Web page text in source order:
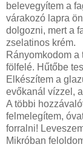
belevegyítem a
várakozó lapra
dolgozni, mert a
zselatinos krém.
Rányomkodom a
fölfelé. Hűtőbe
Elkészítem a
evőkanál vízzel,
A többi
felmelegítem,
forralni!
Mikróban